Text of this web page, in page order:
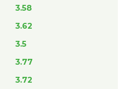
3.58
3.62
3.5
3.77
3.72